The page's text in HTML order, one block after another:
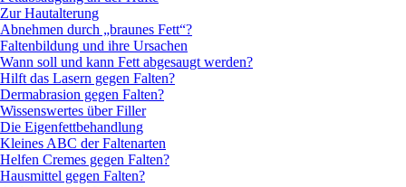
Zur Hautalterung
Abnehmen durch „braunes Fett“?
Faltenbildung und ihre Ursachen
Wann soll und kann Fett abgesaugt werden?
Hilft das Lasern gegen Falten?
Dermabrasion gegen Falten?
Wissenswertes über Filler
Die Eigenfettbehandlung
Kleines ABC der Faltenarten
Helfen Cremes gegen Falten?
Hausmittel gegen Falten?